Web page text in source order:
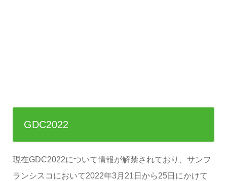
GDC2022
現在GDC2022について情報が解禁されており、サンフ
ランシスコにおいて2022年3月21日から25日にかけて